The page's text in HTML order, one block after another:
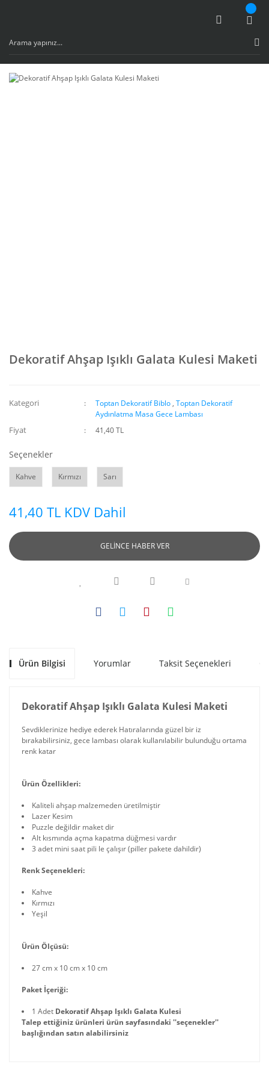
Dekoratif Ahşap Işıklı Galata Kulesi Maketi
Kategori Toptan Dekoratif Biblo ,Toptan Dekoratif
Aydınlatma Masa Gece Lambası
Fiyat 41,40 TL
Seçenekler
Kahve Kırmızı Sarı
41,40 TL KDV Dahil
GELİNCE HABER VER
Ürün Bilgisi Yorumlar Taksit Seçenekleri
Dekoratif Ahşap Işıklı Galata Kulesi Maketi
Sevdiklerinize hediye ederek Hatıralarında güzel bir iz
bırakabilirsiniz, gece lambası olarak kullanılabilir bulunduğu ortama
renk katar
Ürün Özellikleri:
Kaliteli ahşap malzemeden üretilmiştir
Lazer Kesim
Puzzle değildir maket dir
Alt kısmında açma kapatma düğmesi vardır
3 adet mini saat pili le çalışır (piller pakete dahildir)
Renk Seçenekleri:
Kahve
Kırmızı
Yeşil
Ürün Ölçüsü:
27 cm x 10 cm x 10 cm
Paket İçeriği:
1 Adet Dekoratif Ahşap Işıklı Galata Kulesi
Talep ettiğiniz ürünleri ürün sayfasındaki ''seçenekler''
başlığından satın alabilirsiniz